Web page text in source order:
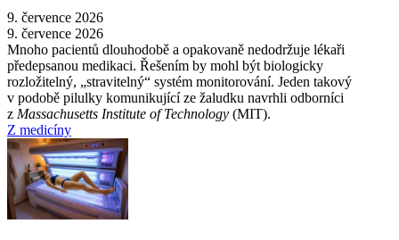
9. července 2026
9. července 2026
Mnoho pacientů dlouhodobě a opakovaně nedodržuje lékaři
předepsanou medikaci. Řešením by mohl být biologicky
rozložitelný, „stravitelný“ systém monitorování. Jeden takový
v podobě pilulky komunikující ze žaludku navrhli odborníci
z Massachusetts Institute of Technology (MIT).
Z medicíny